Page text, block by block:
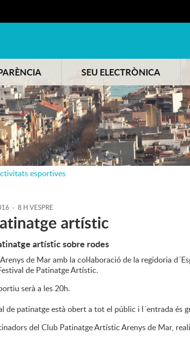
SEU ELECTRÒNICA
esportives
- 8 H VESPRE
artístic
artístic sobre rodes
de Mar amb la col·laboració de la regidoria
de Patinatge Artístic.
serà a les 20h.
de patinatge està obert a tot el públic i l´entrada és
del Club Patinatge Artístic Arenys de Mar,